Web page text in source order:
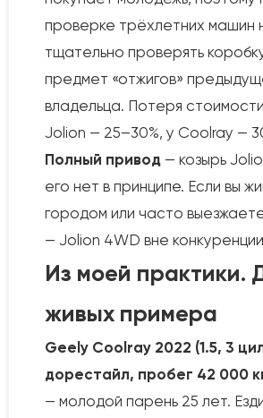
проверке трёхлетних машин
тщательно проверять
предмет «отжигов»
владельца. Потеря
Jolion — 25–30%, у Coolray —
Полный привод — козырь
его нет в принципе. Если вы
городом или часто
— Jolion 4WD вне
Из моей практики.
живых примера
Geely Coolray 2022 (1.5, 3
дорестайл, пробег 42 000
— молодой парень 25 лет.